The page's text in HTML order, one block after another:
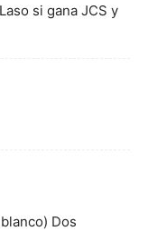
si gana JCS y
Dos